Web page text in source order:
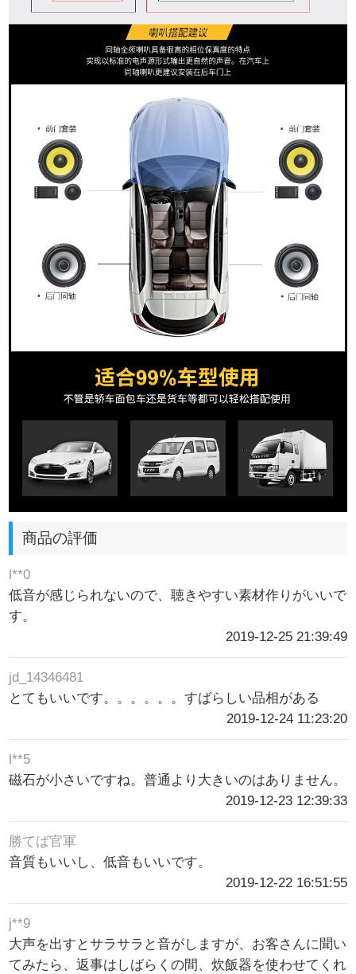
商品の評価
l**0
低音が感じられないので、聴きやすい素材作りがいいで
す。
2019-12-25 21:39:49
jd_14346481
とてもいいです。。。。。。すばらしい品相がある
2019-12-24 11:23:20
l**5
磁石が小さいですね。普通より大きいのはありません。
2019-12-23 12:39:33
勝てば官軍
音質もいいし、低音もいいです。
2019-12-22 16:51:55
j**9
大声を出すとサラサラと音がしますが、お客さんに聞い
てみたら、返事はしばらくの間、炊飯器を使わせてくれ